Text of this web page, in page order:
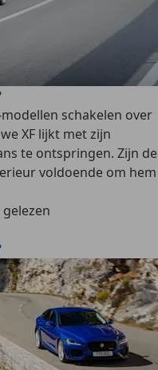
schakelen over
XF lijkt met zijn
te ontspringen. Zijn de
voldoende om hem